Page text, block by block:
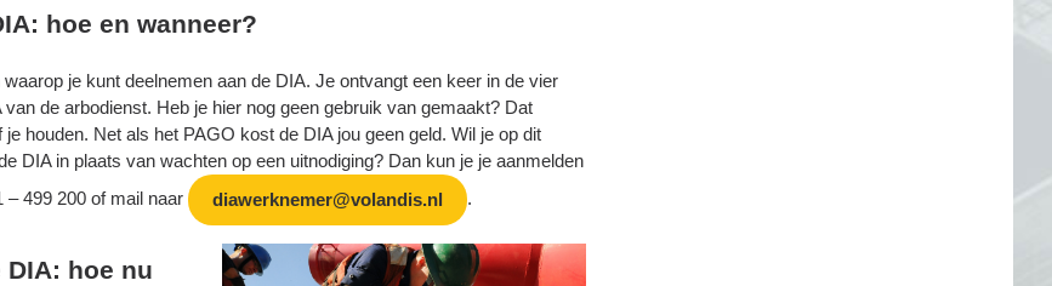
hoe en wanneer?
je kunt deelnemen aan de DIA. Je ontvangt een keer in de vier
de arbodienst. Heb je hier nog geen gebruik van gemaakt? Dat
houden. Net als het PAGO kost de DIA jou geen geld. Wil je op dit
DIA in plaats van wachten op een uitnodiging? Dan kun je je aanmelden
– 499 200 of mail naar
diawerknemer@volandis.nl .
DIA: hoe nu